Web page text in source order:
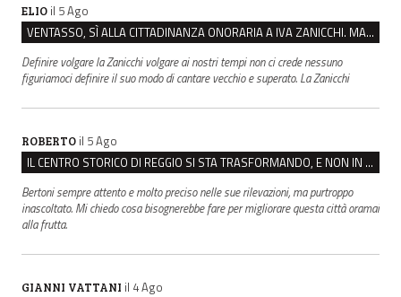
ELIO il 5 Ago
VENTASSO, SÌ ALLA CITTADINANZA ONORARIA A IVA ZANICCHI. MA BARGIACCHI: “È DI PESSIMO GUSTO”
Definire volgare la Zanicchi volgare ai nostri tempi non ci crede nessuno
figuriamoci definire il suo modo di cantare vecchio e superato. La Zanicchi
ROBERTO il 5 Ago
IL CENTRO STORICO DI REGGIO SI STA TRASFORMANDO, E NON IN MEGLIO
Bertoni sempre attento e molto preciso nelle sue rilevazioni, ma purtroppo
inascoltato. Mi chiedo cosa bisognerebbe fare per migliorare questa città oramai
alla frutta.
GIANNI VATTANI il 4 Ago